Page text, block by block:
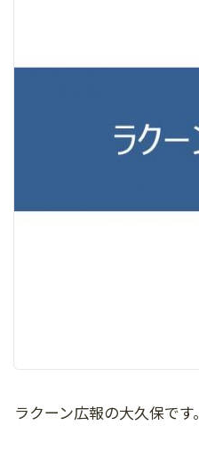
ラクーン広報の大久保です。